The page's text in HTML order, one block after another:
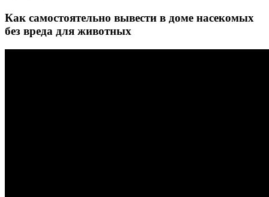
Как самостоятельно вывести в доме насекомых
без вреда для животных